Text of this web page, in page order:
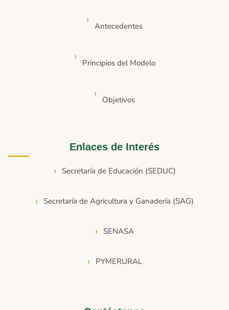
Antecedentes
Principios del Modelo
Objetivos
Enlaces de Interés
Secretaría de Educación (SEDUC)
Secretaría de Agricultura y Ganadería (SAG)
SENASA
PYMERURAL